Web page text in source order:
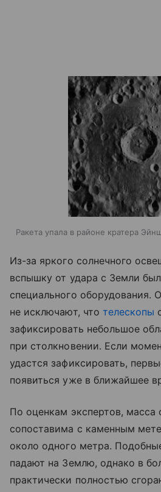
Ракета упала в районе кратера
Из-за яркого солнечного
вспышку от удара с Земли
специального оборудования.
не исключают, что телескопы
зафиксировать небольшое
при столкновении. Если
удастся зафиксировать,
появиться уже в ближайшее
По оценкам экспертов, масса
сопоставима с каменным
около одного метра.
падают на Землю, однако в
практически полностью